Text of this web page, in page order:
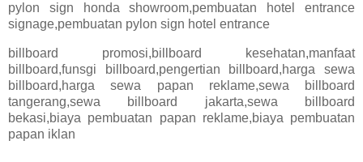
pylon sign honda showroom,pembuatan hotel entrance
signage,pembuatan pylon sign hotel entrance
billboard promosi,billboard kesehatan,manfaat
billboard,funsgi billboard,pengertian billboard,harga sewa
billboard,harga sewa papan reklame,sewa billboard
tangerang,sewa billboard jakarta,sewa billboard
bekasi,biaya pembuatan papan reklame,biaya pembuatan
papan iklan